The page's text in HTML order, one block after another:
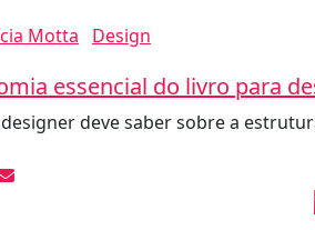
Motta Design
essencial do livro para
deve saber sobre a